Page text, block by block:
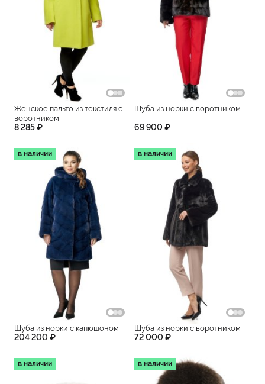
Женское пальто из текстиля с
воротником
8 285 ₽
Шуба из норки с воротником
69 900 ₽
в наличии
Шуба из норки с капюшоном
204 200 ₽
в наличии
Шуба из норки с воротником
72 000 ₽
в наличии в наличии